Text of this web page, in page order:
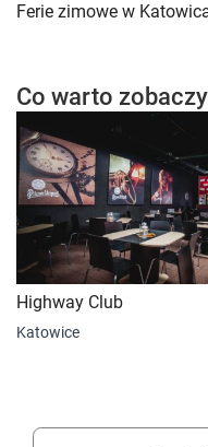
Ferie zimowe w
Co warto
Highway Club
Katowice